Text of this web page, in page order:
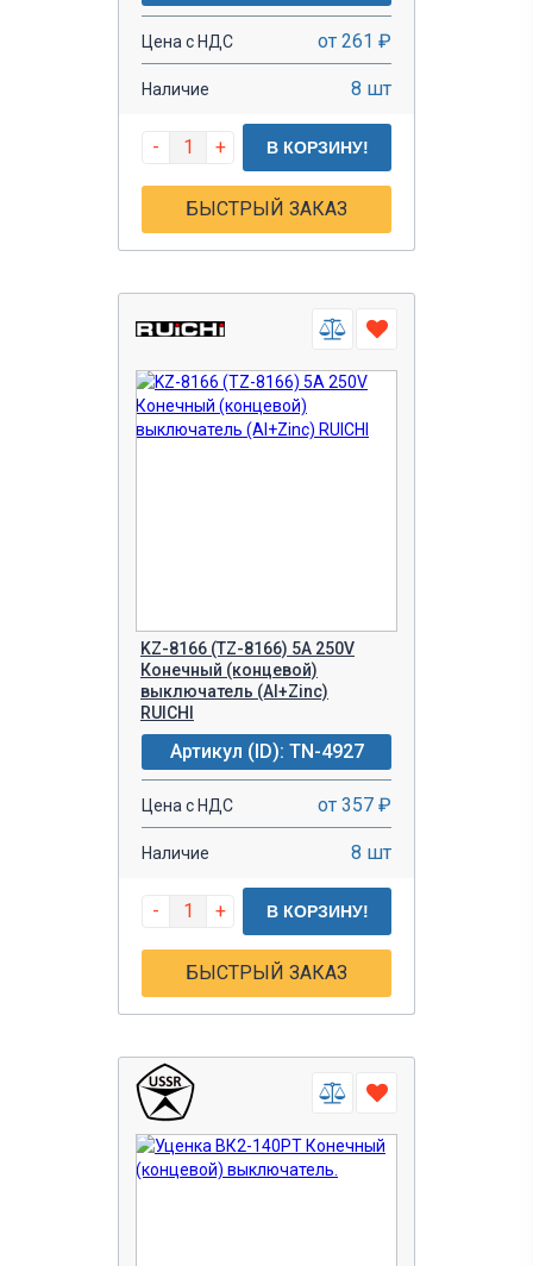
Цена с НДС от 261 ₽
Наличие 8 шт
- + В КОРЗИНУ!
БЫСТРЫЙ ЗАКАЗ
KZ-8166 (TZ-8166) 5A 250V
Конечный (концевой)
выключатель (Al+Zinc)
RUICHI
Артикул (ID): TN-4927
Цена с НДС от 357 ₽
Наличие 8 шт
- + В КОРЗИНУ!
БЫСТРЫЙ ЗАКАЗ